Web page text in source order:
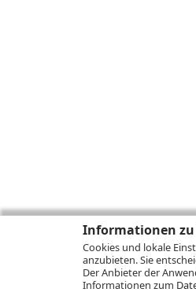
Informationen zu
Cookies und lokale
anzubieten. Sie
Der Anbieter der
Informationen zum